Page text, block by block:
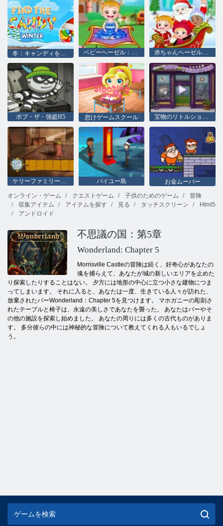
ベビーヘーゼル：フェアリーランド 赤ちゃんヘーゼルクリスマスサプライズ
ボブ・ザ・強盗H5 怠けゲームスクール 宝物のリトルショップ
ケリーファミリーのスピリッツ バイユー島
お金ムーバー
オンライン・ゲーム
クエストゲーム 子供のためのゲーム
冒険
収集アイテム
アイテムを探す 見る タッチスクリーン
Html5
アンドロイド
不思議の国：第5章
Wonderland: Chapter 5
Morrisville Castleの冒険は続く、好奇心があなたの
魂を捕らえて、あなたが城の新しいエリアを止めた
り探索したりすることはない。 夕方には地形の中心に立つ小さな建物につま
ってしまいます。 それに入ると、あなたは一度、生きている人々が訪れた、
放棄されたバーWonderland：Chapter 5を見つけます。 マホガニーの彫刻さ
れたテーブルと椅子は、永遠の美しさであなたを襲った。 あなたはバーやそ
の他の施設を探索し始めました。 あなたの周りには多くの古代ものがありま
す。 多分彼らの中には神秘的な冒険について教えてくれる人もいるでしょ
う。